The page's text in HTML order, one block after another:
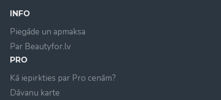
vīgriezes, cidonija, rozmarīns, ehinācija, lavanda,
olīvas, baziliks - palīdz atjaunot šķeltos matu
galus un atjaunot mitrumu matos.
VEGĀNS PRODUKTS!
BEZ PARABĒNIEM, GLUTĒNA UN SULFĀTIEM!
INFO
Piegāde un apmaksa
Par Beautyfor.lv
PRO
Kā iepirkties par Pro cenām?
Dāvanu karte